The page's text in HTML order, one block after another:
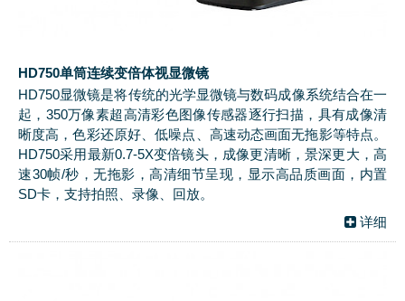
HD750单筒连续变倍体视显微镜
HD750显微镜是将传统的光学显微镜与数码成像系统结合在一
起，350万像素超高清彩色图像传感器逐行扫描，具有成像清
晰度高，色彩还原好、低噪点、高速动态画面无拖影等特点。
HD750采用最新0.7-5X变倍镜头，成像更清晰，景深更大，高
速30帧/秒，无拖影，高清细节呈现，显示高品质画面，内置
SD卡，支持拍照、录像、回放。
详细